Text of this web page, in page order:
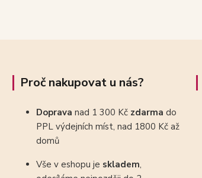
Proč nakupovat u nás?
Doprava nad 1 300 Kč zdarma do
PPL výdejních míst, nad 1800 Kč až
domů
Vše v eshopu je skladem,